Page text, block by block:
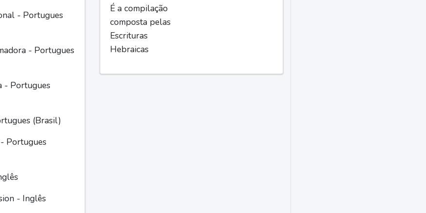
- Portugues
- Portugues
- Portugues
(Brasil)
Portugues
- Inglês
É a compilação
composta pelas
Escrituras
Hebraicas